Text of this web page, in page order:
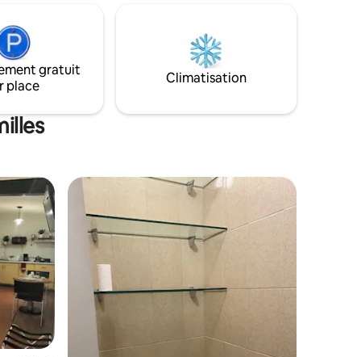
le
du
vous
travelling dates have been reserved,
thank you !!!
gratuit
place
Climatisation